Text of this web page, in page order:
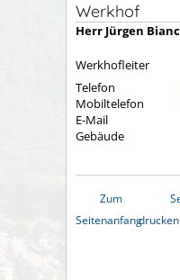
Werkhof
Herr Jürgen
Werkhofleiter
Telefon
Mobiltelefon
E-Mail
Gebäude
Zum
Seitenanfangdrucken